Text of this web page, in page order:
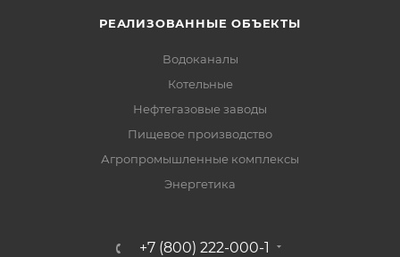
РЕАЛИЗОВАННЫЕ ОБЪЕКТЫ
Водоканалы
Котельные
Нефтегазовые заводы
Пищевое производство
Агропромышленные комплексы
Энергетика
+7 (800) 222-000-1